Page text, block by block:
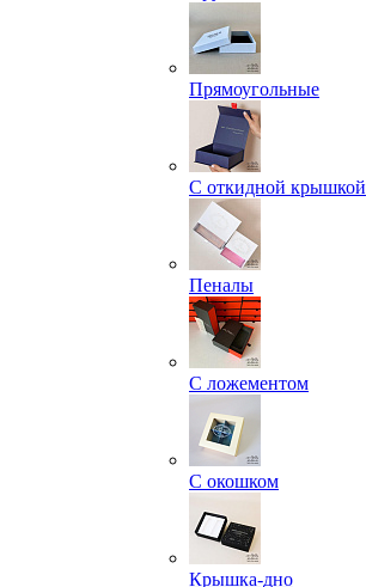
Прямоугольные
С откидной крышкой
Пеналы
С ложементом
С окошком
Крышка-дно